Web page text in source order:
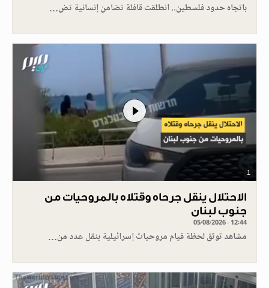
باتجاه حدود فلسطين.. انطلقت قافلة تضامن إنسانية تض…
1
الاحتلال ينقل جرحاه وقتلاه بالمروحيات من
جنوب لبنان
05/08/2026 - 12:44
مشاهد توثق لحظة قيام مروحيات إسرائيلية بنقل عدد من…